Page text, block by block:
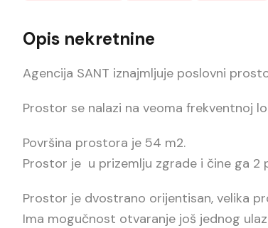
Opis nekretnine
Agencija SANT iznajmljuje poslovni
Prostor se nalazi na veoma frekventnoj
Površina prostora je 54 m2.
Prostor je u prizemlju zgrade i čine ga 2
Prostor je dvostrano orijentisan, velika
Ima mogučnost otvaranje još jednog